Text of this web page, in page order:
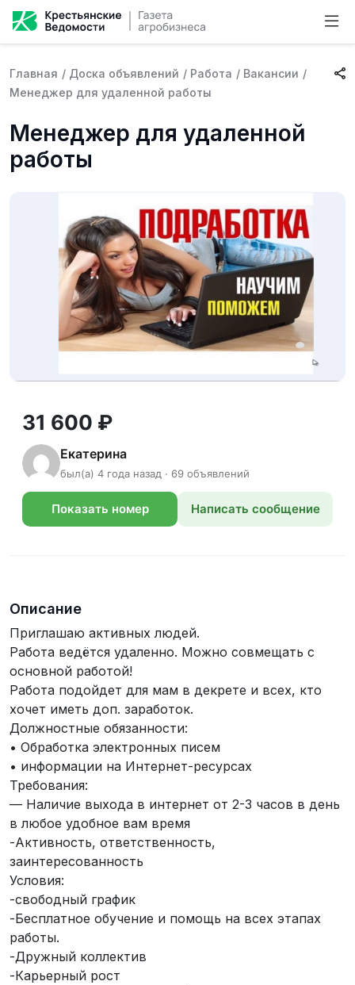
Главная / Доска объявлений / Работа / Вакансии /
Менеджер для удаленной работы
Менеджер для удаленной
работы
31 600 ₽
Екатерина
был(а) 4 года назад · 69 объявлений
Показать номер Написать сообщение
Описание
Приглашаю активных людей.
Работа ведётся удаленно. Можно совмещать с
основной работой!
Работа подойдет для мам в декрете и всех, кто
хочет иметь доп. заработок.
Должностные обязанности:
• Обработка электронных писем
• информации на Интернет-ресурсах
Требования:
— Наличие выхода в интернет от 2-3 часов в день
в любое удобное вам время
-Активность, ответственность,
заинтересованность
Условия:
-свободный график
-Бесплатное обучение и помощь на всех этапах
работы.
-Дружный коллектив
-Карьерный рост